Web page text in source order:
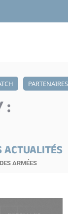
PARTENAIRES
:
ACTUALITÉS
ARMÉES